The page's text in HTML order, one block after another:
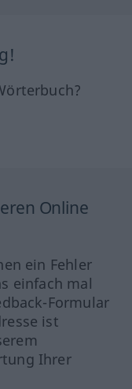
Online
ein Fehler
einfach mal
Formular
ist
Ihrer